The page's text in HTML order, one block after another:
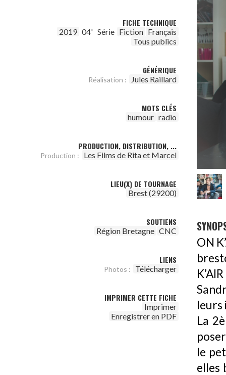
FICHE TECHNIQUE
2019 04' Série Fiction Français
Tous publics
GÉNÉRIQUE
Réalisation : Jules Raillard
MOTS CLÉS
humour radio
PRODUCTION, DISTRIBUTION, ...
Production : Les Films de Rita et Marcel
LIEU(X) DE TOURNAGE
Brest (29200)
SOUTIENS
Région Bretagne CNC
LIENS
Photos : Télécharger
IMPRIMER CETTE FICHE
Imprimer
Enregistrer en PDF
ON
leurs
La
le
elles